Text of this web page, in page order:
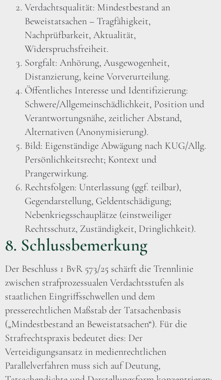
Verdachtsqualität: Mindestbestand an
Beweistatsachen – Tragfähigkeit,
Nachprüfbarkeit, Aktualität,
Widerspruchsfreiheit.
Sorgfalt: Anhörung, Ausgewogenheit,
Distanzierung, keine Vorverurteilung.
Öffentliches Interesse und Identifizierung:
Schwere/Allgemeinschädlichkeit, Position und
Verantwortungsnähe, zeitlicher Abstand,
Alternativen (Anonymisierung).
Bild: Eigenständige Abwägung nach KUG/Allg.
Persönlichkeitsrecht; Kontext und
Prangerwirkung.
Rechtsfolgen: Unterlassung (ggf. teilbar),
Gegendarstellung, Geldentschädigung;
Nebenkriegsschauplätze (einstweiliger
Rechtsschutz, Zuständigkeit, Dringlichkeit).
8. Schlussbemerkung
Der Beschluss 1 BvR 573/25 schärft die Trennlinie
zwischen strafprozessualen Verdachtsstufen als
staatlichen Eingriffsschwellen und dem
presserechtlichen Maßstab der Tatsachenbasis
(„Mindestbestand an Beweistatsachen“). Für die
Strafrechtspraxis bedeutet dies: Der
Verteidigungsansatz in medienrechtlichen
Parallelverfahren muss sich auf Deutung,